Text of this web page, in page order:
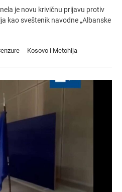
je novu krivičnu prijavu protiv
kao sveštenik navodne „Albanske
Kosovo i Metohija